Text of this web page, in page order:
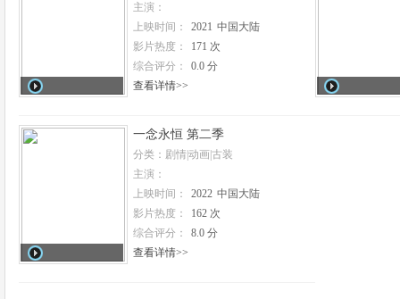
主演：
上映时间：
2021 中国大陆
影片热度：
171 次
综合评分：
0.0 分
查看详情>>
一念永恒 第二季
分类：剧情|动画|古装
主演：
上映时间：
2022 中国大陆
影片热度：
162 次
综合评分：
8.0 分
查看详情>>